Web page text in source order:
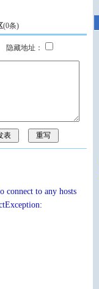
(0条)
隐藏地址：
connect to any hosts